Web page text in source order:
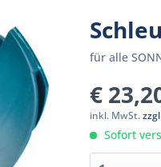
für alle
€
inkl. MwSt.
Sofort